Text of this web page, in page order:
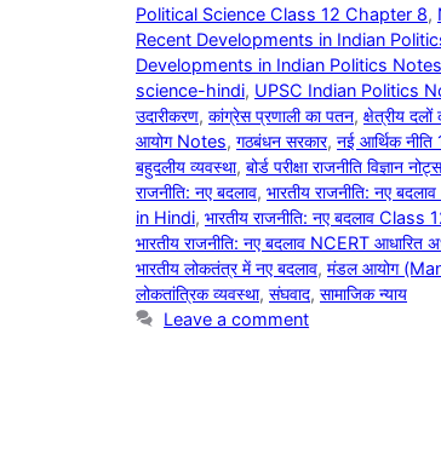
Political Science Class 12 Chapter 8,
Recent Developments in Indian
Developments in Indian Politics
science-hindi, UPSC Indian Politics
उदारीकरण, कांग्रेस प्रणाली का पतन, क्षेत्रीय
आयोग Notes, गठबंधन सरकार, नई आर्थिक नीति
बहुदलीय व्यवस्था, बोर्ड परीक्षा राजनीति विज्ञान नोट्स
राजनीति: नए बदलाव, भारतीय राजनीति: नए
in Hindi, भारतीय राजनीति: नए बदलाव
भारतीय राजनीति: नए बदलाव NCERT आधारित
भारतीय लोकतंत्र में नए बदलाव, मंडल आयोग
लोकतांत्रिक व्यवस्था, संघवाद, सामाजिक न्याय
Leave a comment